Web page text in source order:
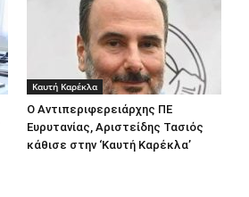
Καυτή Καρέκλα
Ο Αντιπεριφερειάρχης ΠΕ
Ευρυτανίας, Αριστείδης Τασιός
κάθισε στην ‘Καυτή Καρέκλα’